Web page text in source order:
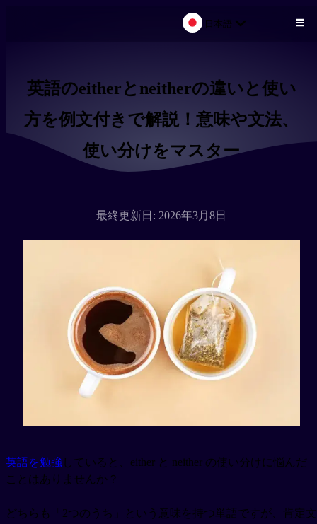
日本語
英語のeitherとneitherの違いと使い
方を例文付きで解説！意味や文法、
使い分けをマスター
最終更新日: 2026年3月8日
英語を勉強 していると、either と neither の使い分けに悩んだ
ことはありませんか？
どちらも「2つのうち」という意味を持つ単語ですが、肯定文